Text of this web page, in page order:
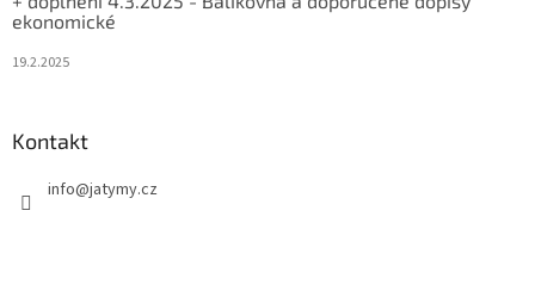
ekonomické
19.2.2025
Kontakt
info@jatymy.cz